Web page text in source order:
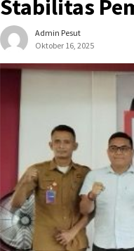
Stabilitas
Admin Pesut
Oktober 16, 2025